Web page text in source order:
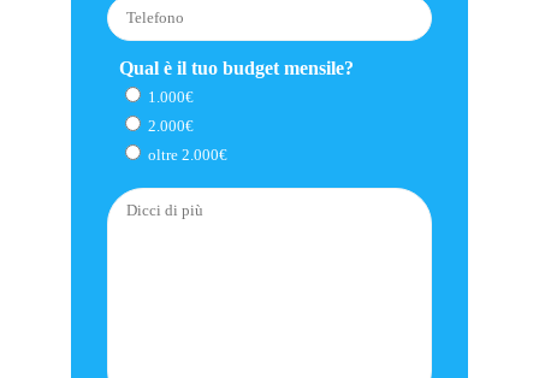
Qual è il tuo budget mensile?
1.000€
2.000€
oltre 2.000€